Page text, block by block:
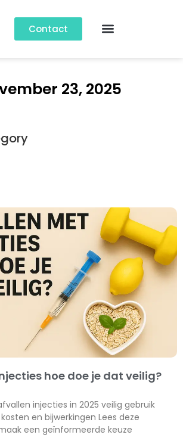
Contact
23, 2025
hoe doe je dat veilig?
injecties in 2025 veilig gebruik
en bijwerkingen Lees deze
een geïnformeerde keuze